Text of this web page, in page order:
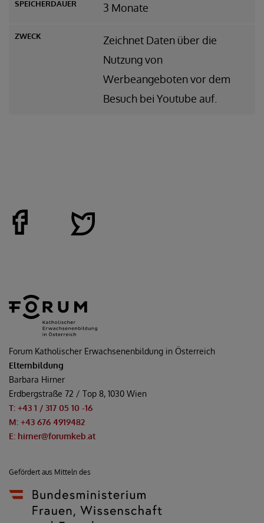
3 Monate
Zeichnet Daten über die
Nutzung von
Werbeangeboten vor dem
Besuch bei Youtube auf.
Forum Katholischer Erwachsenenbildung in Österreich
Elternbildung
Barbara Hirner
Erdbergstraße 72 / Top 8, 1030 Wien
T: +43 1 / 317 05 10 -16
M: +43 676 4919482
E: hirner@forumkeb.at
Gefördert aus Mitteln des